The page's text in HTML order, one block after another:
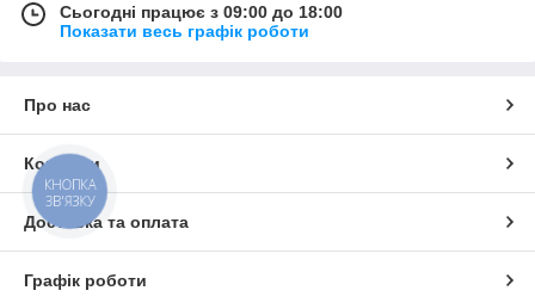
Сьогодні працює з 09:00 до 18:00
Показати весь графік роботи
Про нас
Контакти
Доставка та оплата
Графік роботи
КНОПКА
ЗВ'ЯЗКУ